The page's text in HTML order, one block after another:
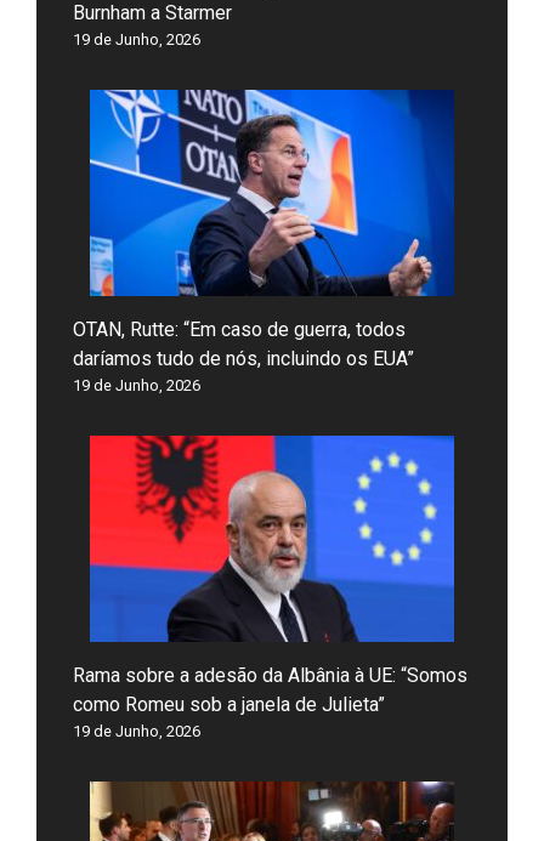
Burnham a Starmer
19 de Junho, 2026
OTAN, Rutte: “Em caso de guerra, todos
daríamos tudo de nós, incluindo os EUA”
19 de Junho, 2026
Rama sobre a adesão da Albânia à UE: “Somos
como Romeu sob a janela de Julieta”
19 de Junho, 2026